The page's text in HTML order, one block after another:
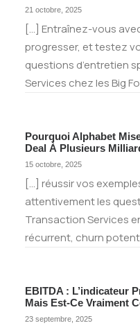
21 octobre, 2025
[…] Entraînez-vous
progresser, et testez
questions d’entretien
Services chez les Big
Pourquoi Alphabet
Deal À Plusieurs
15 octobre, 2025
[…] réussir vos
attentivement les
Transaction Services
récurrent, churn
EBITDA : L’indicateur
Mais Est-Ce Vraiment
23 septembre, 2025